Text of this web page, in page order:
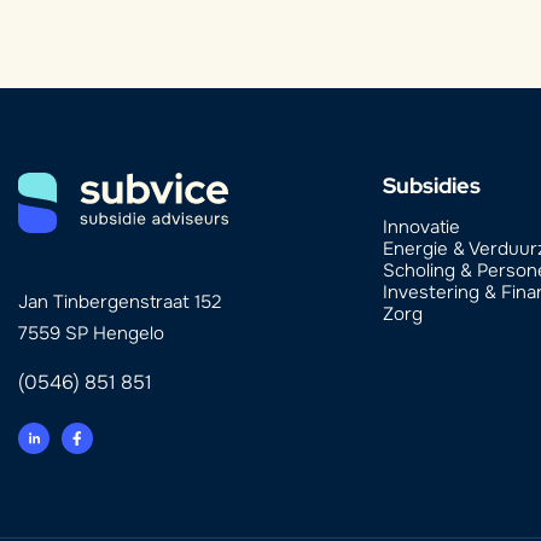
Jan Tinbergenstraat 152
7559 SP Hengelo
(0546) 851 851
Subsidies
Innovatie
Energie &
Scholing &
Investering &
Zorg